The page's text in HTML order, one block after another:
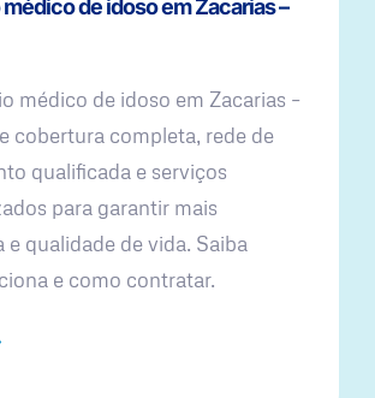
de idoso em Zacarias –
médico de idoso em Zacarias –
cobertura completa, rede de
qualificada e serviços
para garantir mais
e qualidade de vida. Saiba
e como contratar.